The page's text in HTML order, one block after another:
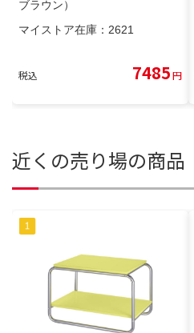
ブラウン）
マイストア在庫： 2621
税込 7485円
近くの売り場の商品